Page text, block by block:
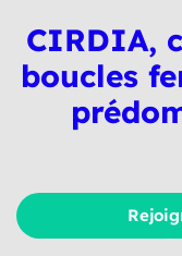
the
content
CIRDIA,
boucles